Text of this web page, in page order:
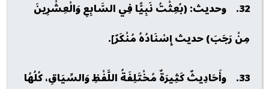
32. وحديث: (بُعِثْتُ نَبِيًّا فِي السَّابِعِ وَالْعِشْرِينَ
مِنْ رَجَبَ) حديث إِسْنَادُهُ مُنْكَرٌ].
33. وأَحَادِيثٌ كَثِيرَةٌ مُخْتَلِفَةُ اللَّفْظِ وَالسِّيَاقِ، كُلُهُا